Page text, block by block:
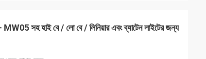
সহ হাই বে / লো বে / লিনিয়ার এবং ব্যাটেন লাইটের জন্য